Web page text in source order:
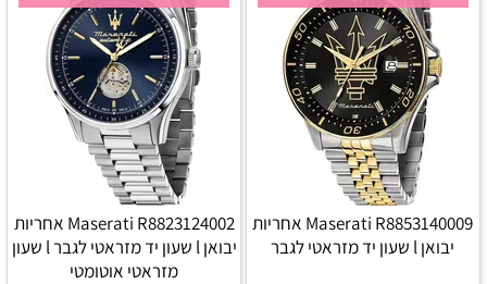
Maserati R8853140009 אחריות
יבואן l שעון יד מזראטי לגבר
Maserati R8823124002 אחריות
יבואן l שעון יד מזראטי לגבר l שעון
מזראטי אוטומטי